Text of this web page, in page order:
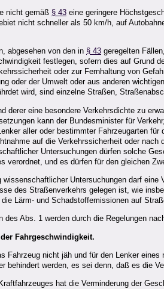
nicht gemäß § 43 eine geringere
nicht schneller als 50 km/h, auf
abgesehen von den in § 43 geregelten
festlegen, sofern dies auf Grund
oder zur Fernhaltung von
oder der Umwelt oder aus anderen
wird, sind einzelne Straßen,
derer eine besondere Verkehrsdichte zu
kann der Bundesminister für
aller oder bestimmter Fahrzeugarten
auf die Verkehrssicherheit oder
Untersuchungen dürfen solche
verordnet, und es dürfen für den gleichen
wissenschaftlicher Untersuchungen darf
des Straßenverkehrs gelegen ist, wie
die Lärm- und Schadstoffemissionen auf
des Abs. 1 werden durch die Regelungen
Fahrgeschwindigkeit.
Fahrzeug nicht jäh und für den Lenker
behindert werden, es sei denn, daß es die
hat die Verminderung der